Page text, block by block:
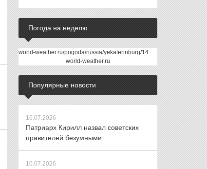
Погода на неделю
world-weather.ru/pogoda/russia/yekaterinburg/14days/
world-weather.ru
Популярные новости
16.07.2026
Патриарх Кирилл назвал советских
правителей безумными
10.07.2026